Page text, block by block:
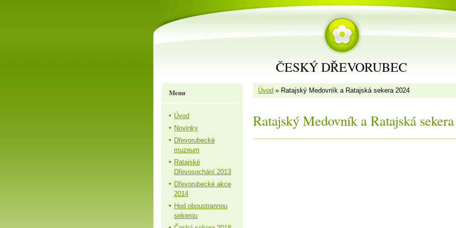
ČESKÝ DŘEVORUBEC
Úvod » Ratajský Medovník a Ratajská sekera 2024
Ratajský Medovník a Ratajská
Menu
Úvod
Novinky
Dřevorubecké
muzeum
Ratajské
Dřevosochání 2013
Dřevorubecké akce
2014
Hod oboustrannou
sekerou